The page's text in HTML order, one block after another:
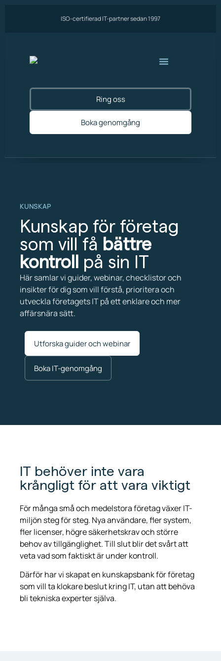
ISO-certifierad IT-partner sedan 1997
Ring oss
Boka genomgång
KUNSKAP
Kunskap för företag
som vill få bättre
kontroll
på sin IT
Här samlar vi guider, webinar, checklistor och
insikter för dig som vill förstå, prioritera och
utveckla företagets IT på ett enklare och mer
affärsnära sätt.
Utforska guider och webinar
Boka IT-genomgång
IT behöver inte vara
krångligt för att vara viktigt
För många små och medelstora företag växer IT-
miljön steg för steg. Nya användare, fler system,
fler licenser, högre säkerhetskrav och större
behov av tillgänglighet. Till slut blir det svårt att
veta vad som faktiskt är under kontroll.
Därför har vi skapat en kunskapsbank för företag
som vill ta klokare beslut kring IT, utan att behöva
bli tekniska experter själva.